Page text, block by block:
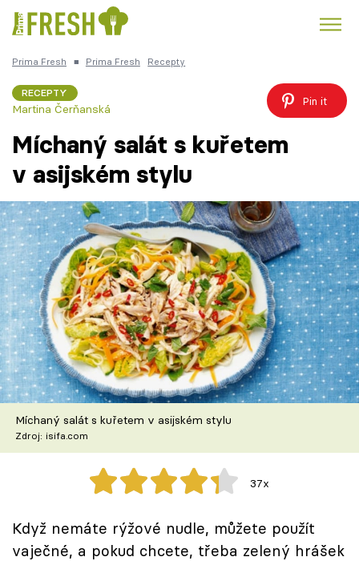
Česká kuchyně
Témata
Recepty
Články
TV Program
Škola vaření
Recepty z TV
Speciál: Cuketa
Těhotnej kuchař
Sledujte prima+
Prima Fresh ■ Prima Fresh Recepty
RECEPTY
Martina Čerňanská
Pin it
Míchaný salát s kuřetem
v asijském stylu
Míchaný salát s kuřetem v asijském stylu
Zdroj: isifa.com
37x
Když nemáte rýžové nudle, můžete použít
vaječné, a pokud chcete, třeba zelený hrášek